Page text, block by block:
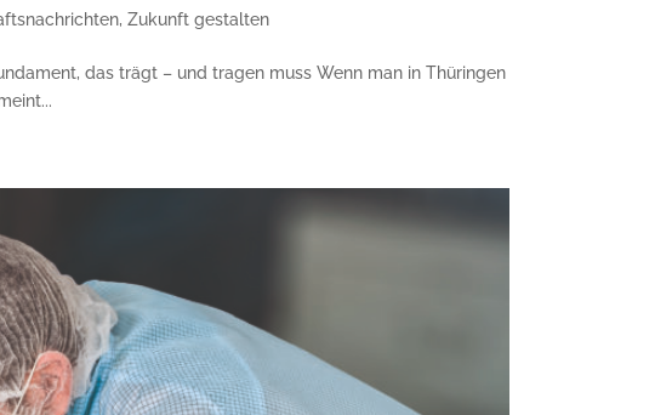
,Zukunft gestalten
das trägt – und tragen muss Wenn man in Thüringen